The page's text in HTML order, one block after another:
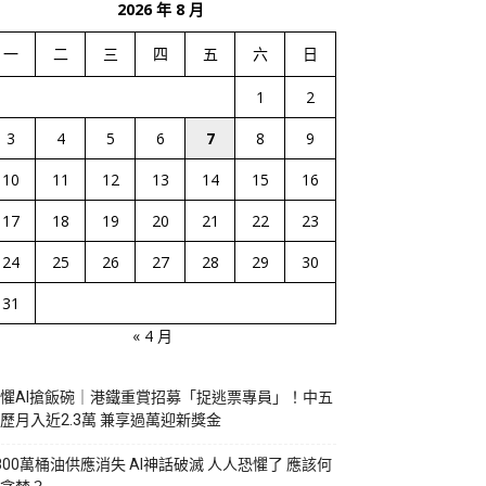
2026 年 8 月
一 二 三 四 五 六 日
1
2
3
4 5 6 7 8
9
10
11 12 13 14 15
16
17
18 19 20 21 22
23
24
25 26 27 28 29
30
31
« 4 月
AI搶飯碗｜港鐵重賞招募「捉逃票專員」！中五
月入近2.3萬 兼享過萬迎新獎金
萬桶油供應消失 AI神話破滅 人人恐懼了 應該何